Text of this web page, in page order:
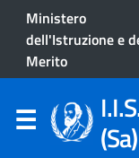
Ministero
dell'Istruzione e
Merito
(Sa)